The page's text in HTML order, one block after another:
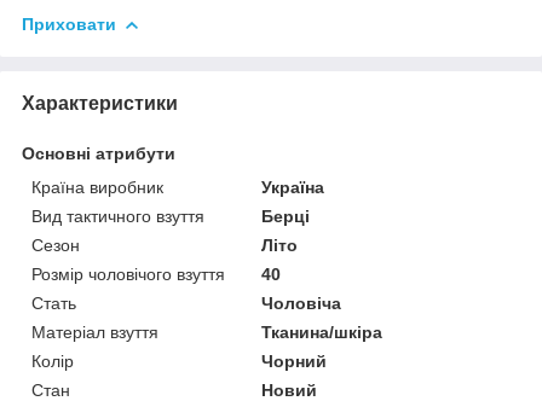
Приховати
Характеристики
Основні атрибути
Країна виробник
Україна
Вид тактичного взуття
Берці
Сезон
Літо
Розмір чоловічого взуття
40
Стать
Чоловіча
Матеріал взуття
Тканина/шкіра
Колір
Чорний
Стан
Новий